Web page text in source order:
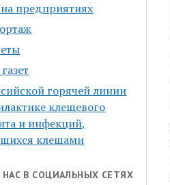
предприятиях
горячей линии
клещевого
и инфекций,
клещами
В СОЦИАЛЬНЫХ СЕТЯХ